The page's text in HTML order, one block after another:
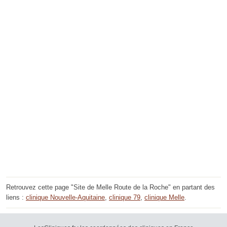
Retrouvez cette page "Site de Melle Route de la Roche" en partant des
liens : clinique Nouvelle-Aquitaine, clinique 79, clinique Melle.